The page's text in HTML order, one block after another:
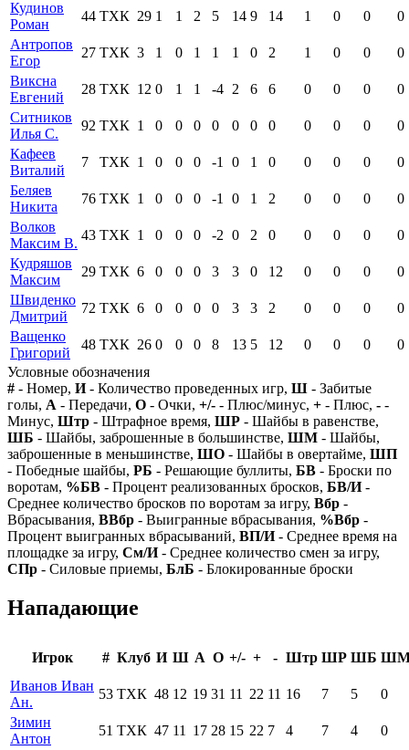
Кудинов
Роман
44 ТХК 29 1 1 2 5 14 9 14 1 0 0
0
Антропов
Егор
27 ТХК 3 1 0 1 1 1 0 2 1 0 0
0
Виксна
Евгений
28 ТХК 12 0 1 1 -4 2 6 6 0 0 0
0
Ситников
Илья С.
92 ТХК 1 0 0 0 0 0 0 0 0 0 0
0
Кафеев
Виталий
7 ТХК 1 0 0 0 -1 0 1 0 0 0 0
0
Беляев
Никита
76 ТХК 1 0 0 0 -1 0 1 2 0 0 0
0
Волков
Максим В.
43 ТХК 1 0 0 0 -2 0 2 0 0 0 0
0
Кудряшов
Максим
29 ТХК 6 0 0 0 3 3 0 12 0 0 0
0
Швиденко
Дмитрий
72 ТХК 6 0 0 0 0 3 3 2 0 0 0
0
Ващенко
Григорий
48 ТХК 26 0 0 0 8 13 5 12 0 0 0
0
Условные обозначения
# - Номер, И- Количество проведенных игр, Ш - Забитые
голы, А - Передачи, О - Очки, +/- - Плюс/минус, + - Плюс, - -
Минус, Штр - Штрафное время, ШР - Шайбы в равенстве,
ШБ - Шайбы, заброшенные в большинстве, ШМ - Шайбы,
заброшенные в меньшинстве, ШО - Шайбы в овертайме, ШП
- Победные шайбы, РБ - Решающие буллиты, БВ - Броски по
воротам, %БВ - Процент реализованных бросков, БВ/И-
Среднее количество бросков по воротам за игру, Вбр -
Вбрасывания, ВВбр - Выигранные вбрасывания, %Вбр -
Процент выигранных вбрасываний, ВП/И- Среднее время на
площадке за игру, См/И- Среднее количество смен за игру,
СПр - Силовые приемы, БлБ - Блокированные броски
Нападающие
Игрок # Клуб И Ш А О +/- + - Штр ШР ШБ
Иванов Иван
Ан.
53 ТХК 48 12 19 31 11 22 11 16 7 5
0
Зимин
Антон
51 ТХК 47 11 17 28 15 22 7 4 7 4
0